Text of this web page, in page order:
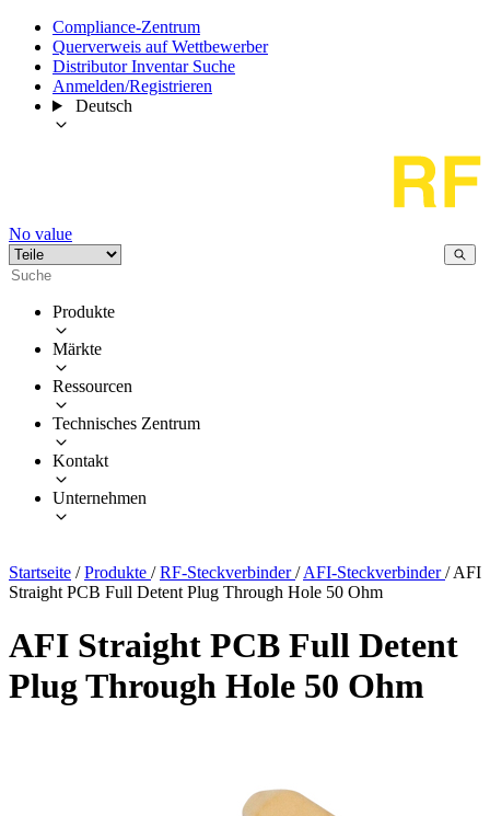
Compliance-Zentrum
Querverweis auf Wettbewerber
Distributor Inventar Suche
Anmelden/Registrieren
Deutsch
No value
Produkte
Märkte
Ressourcen
Technisches Zentrum
Kontakt
Unternehmen
Startseite / Produkte / RF-Steckverbinder/ AFI-Steckverbinder/ AFI
Straight PCB Full Detent Plug Through Hole 50 Ohm
AFI Straight PCB Full Detent
Plug Through Hole 50 Ohm